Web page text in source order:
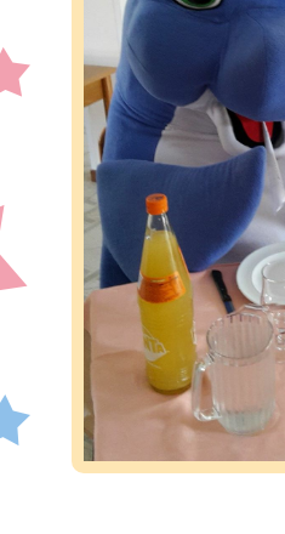
Blog
Contatti
Peluches
Gadget